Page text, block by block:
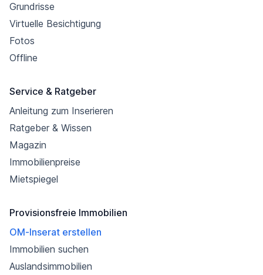
Grundrisse
Virtuelle Besichtigung
Fotos
Offline
Service & Ratgeber
Anleitung zum Inserieren
Ratgeber & Wissen
Magazin
Immobilienpreise
Mietspiegel
Provisionsfreie Immobilien
OM-Inserat erstellen
Immobilien suchen
Auslandsimmobilien